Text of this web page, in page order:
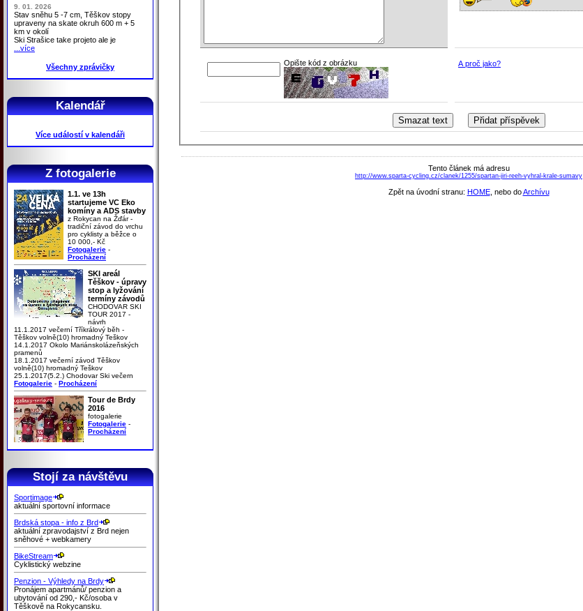
9. 01. 2026
Stav sněhu 5 -7 cm, Těškov stopy
upraveny na skate okruh 600 m + 5
km v okolí
Ski Strašice take projeto ale je
...více
Všechny zprávičky
Kalendář
Více událostí v kalendáři
Z fotogalerie
1.1. ve 13h
startujeme VC Eko
komíny a ADS stavby
z Rokycan na Žďár -
tradiční závod do vrchu
pro cyklisty a běžce o
10 000,- Kč
Fotogalerie -
Procházení
SKI areál
Těškov - úpravy
stop a lyžování
termíny závodů
CHODOVAR SKI
TOUR 2017 -
návrh
11.1.2017 večerní Tříkrálový běh -
Těškov volně(10) hromadný Teškov
14.1.2017 Okolo Mariánskolázeňských
pramenů
18.1.2017 večerní závod Těškov
volně(10) hromadný Teškov
25.1.2017(5.2.) Chodovar Ski večern
Fotogalerie - Procházení
Tour de Brdy
2016
fotogalerie
Fotogalerie -
Procházení
Stojí za návštěvu
Sportimage
aktuální sportovní informace
Brdská stopa - info z Brd
aktuální zpravodajství z Brd nejen
sněhové + webkamery
BikeStream
Cyklistický webzine
Penzion - Výhledy na Brdy
Pronájem apartmánů/ penzion a
ubytování od 290,- Kč/osoba v
Těškově na Rokycansku.
Opište kód z obrázku A proč jako?
Tento článek má adresu
http://www.sparta-cycling.cz/clanek/1255/spartan-jiri-reeh-vyhral-krale-sumavy
Zpět na úvodní stranu: HOME, nebo doArchívu